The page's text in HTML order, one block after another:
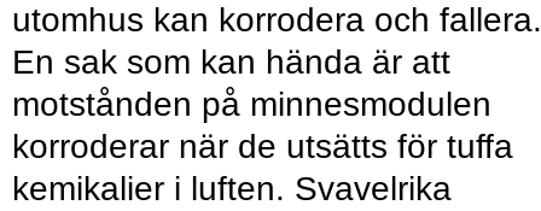
utomhus kan korrodera och fallera.
En sak som kan hända är att
motstånden på minnesmodulen
korroderar när de utsätts för tuffa
kemikalier i luften. Svavelrika